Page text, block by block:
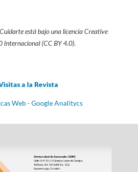
está bajo una licencia Creative
Internacional (CC BY 4.0).
a la Revista
Web - Google Analitycs